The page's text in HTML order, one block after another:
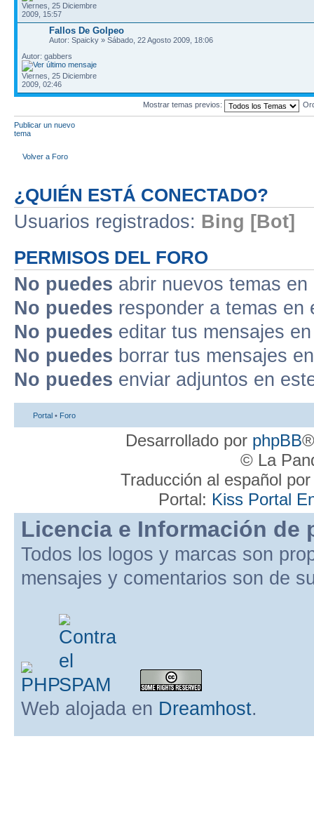
Viernes, 25 Diciembre
2009, 15:57
Fallos De Golpeo
Autor: Spaicky » Sábado, 22 Agosto 2009, 18:06
Autor: gabbers
Viernes, 25 Diciembre
2009, 02:46
Mostrar temas previos:
Publicar un nuevo
tema
Volver a Foro
¿QUIÉN ESTÁ CONECTADO?
Usuarios registrados: Bing [Bot]
PERMISOS DEL FORO
No puedes abrir nuevos temas
No puedes responder a temas en
No puedes editar tus mensajes
No puedes borrar tus mensajes
No puedes enviar adjuntos en
Portal • Foro
Desarrollado por phpBB
© La
Traducción al español
Portal: Kiss Portal
Licencia e Información de
Todos los logos y marcas son
mensajes y comentarios son de
Web alojada en Dreamhost.